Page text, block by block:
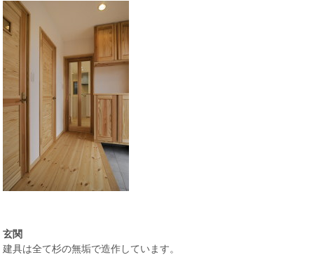
玄関
建具は全て杉の無垢で造作しています。